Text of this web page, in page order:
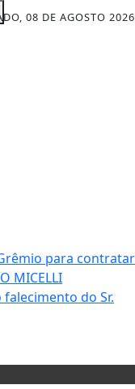
08 DE AGOSTO 2026
para contratar
MICELLI
falecimento do Sr.